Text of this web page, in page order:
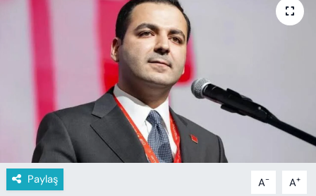
Paylaş A- A+
SPOR
KÜLTÜR-SANAT
MAGAZİN